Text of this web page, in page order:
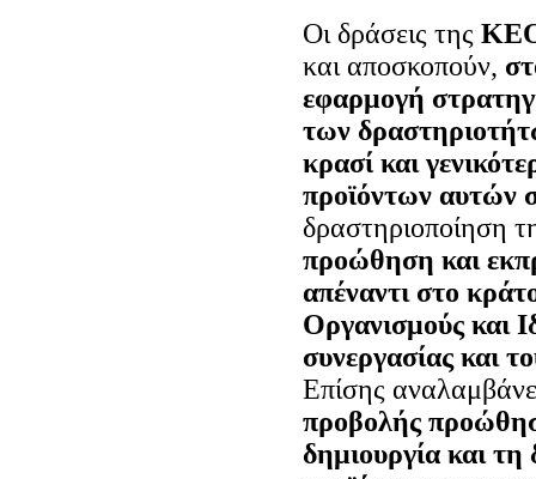
Οι δράσεις της
και αποσκοπούν,
εφαρμογή
των
κρασί και
προϊόντων αυτών
δραστηριοποίηση
προώθηση και
απέναντι στο
Οργανισμούς και
συνεργασίας και
Επίσης
προβολής
δημιουργία και